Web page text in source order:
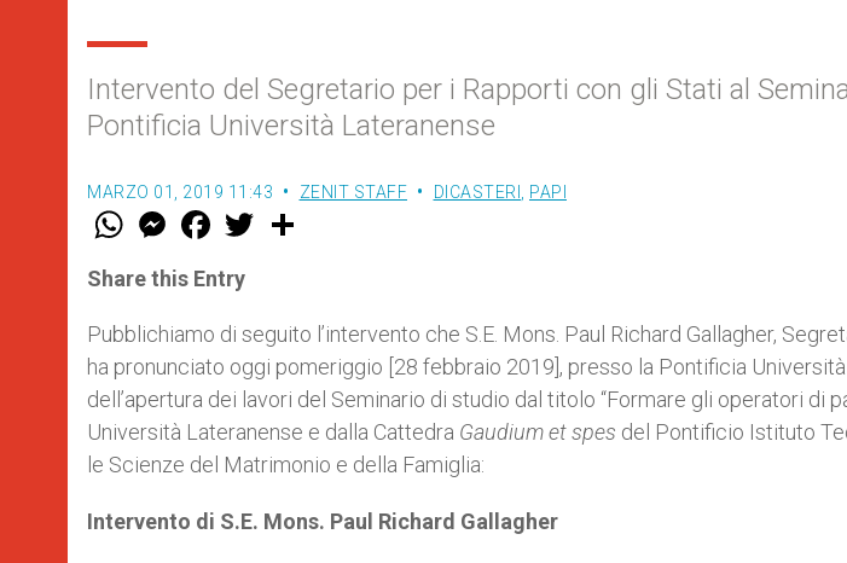
Intervento del Segretario per i Rapporti con gli Stati al
Pontificia Università Lateranense
MARZO 01, 2019 11:43 ZENIT STAFF DICASTERI PAPI
W
t
s
p
p
M
e
s
e
g
e
r
F
a
e
b
o
k
w
r
Share this Entry
Pubblichiamo di seguito l’intervento che S.E. Mons. Paul Richard Gallagher,
ha pronunciato oggi pomeriggio [28 febbraio 2019], presso la Pontificia
dell’apertura dei lavori del Seminario di studio dal titolo “Formare gli operatori di
Università Lateranense e dalla Cattedra Gaudium et spes del Pontificio Istituto
le Scienze del Matrimonio e della Famiglia:
Intervento di S.E. Mons. Paul Richard Gallagher